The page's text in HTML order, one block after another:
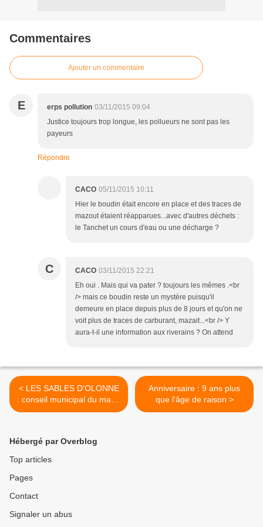
Commentaires
Ajouter un commentaire
E erps pollution 03/11/2015 09:04
Justice toujours trop longue, les pollueurs ne sont pas les
payeurs
Répondre
CACO 05/11/2015 10:11
Hier le boudin était encore en place et des traces de
mazout étaient réapparues...avec d'autres déchets :
le Tanchet un cours d'eau ou une décharge ?
C CACO 03/11/2015 22:21
Eh oui . Mais qui va pater ? toujours les mêmes .<br
/> mais ce boudin reste un mystère puisqu'il
demeure en place depuis plus de 8 jours et qu'on ne
voit plus de traces de carburant, mazait...<br /> Y
aura-t-il une information aux riverains ? On attend
< LES SABLES D'OLONNE
: conseil municipal du mardi
3 novembre 2015
Anniversaire : 9 ans plus
que l'âge de raison >
Hébergé par Overblog
Top articles
Pages
Contact
Signaler un abus